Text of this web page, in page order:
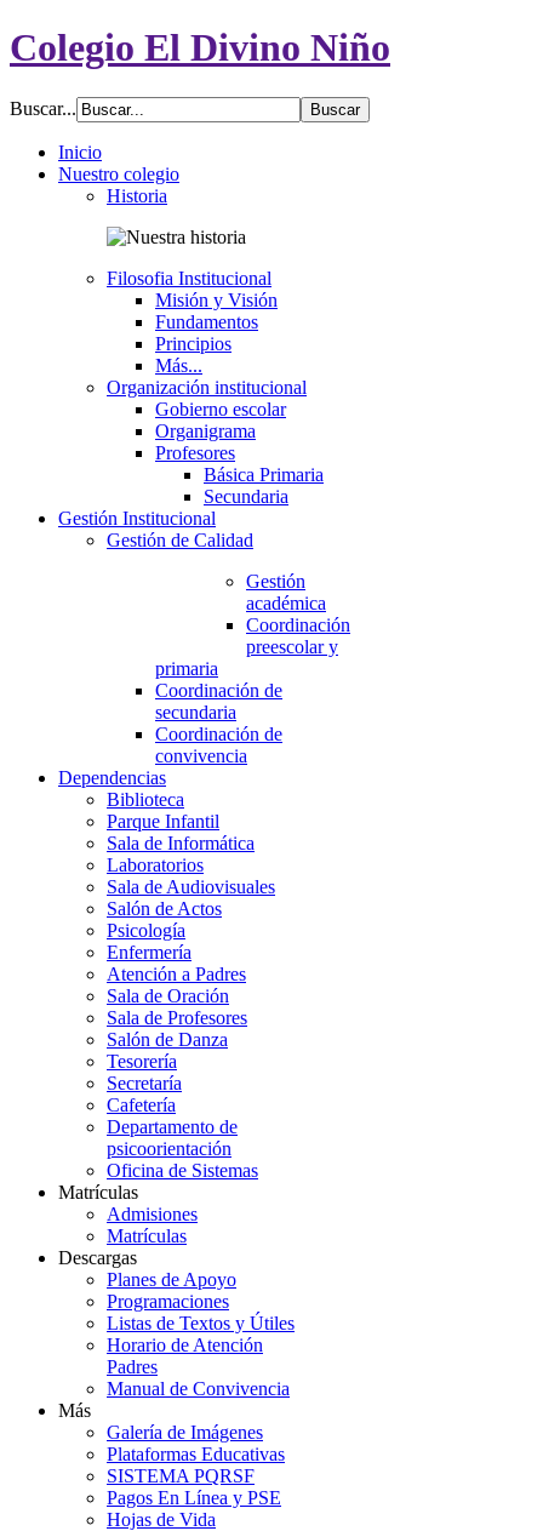
Colegio El Divino Niño
Buscar...
Inicio
Nuestro colegio
Historia
Filosofia Institucional
Misión y Visión
Fundamentos
Principios
Más...
Organización institucional
Gobierno escolar
Organigrama
Profesores
Básica Primaria
Secundaria
Gestión Institucional
Gestión de Calidad
Gestión
académica
Coordinación
preescolar y
primaria
Coordinación de
secundaria
Coordinación de
convivencia
Dependencias
Biblioteca
Parque Infantil
Sala de Informática
Laboratorios
Sala de Audiovisuales
Salón de Actos
Psicología
Enfermería
Atención a Padres
Sala de Oración
Sala de Profesores
Salón de Danza
Tesorería
Secretaría
Cafetería
Departamento de
psicoorientación
Oficina de Sistemas
Matrículas
Admisiones
Matrículas
Descargas
Planes de Apoyo
Programaciones
Listas de Textos y Útiles
Horario de Atención
Padres
Manual de Convivencia
Más
Galería de Imágenes
Plataformas Educativas
SISTEMA PQRSF
Pagos En Línea y PSE
Hojas de Vida